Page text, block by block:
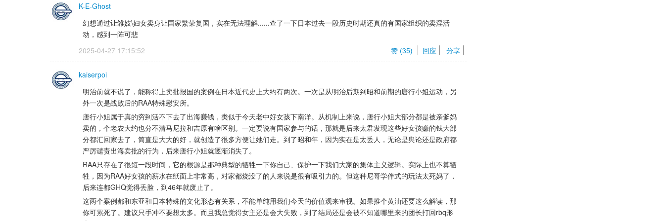
K-E-Ghost
幻想通过让雏妓\妇女卖身让国家繁荣复国，实在无法理解......查了一下日本过去一段历史时期还真的有国家组织的卖淫活
动，感到一阵可悲
2025-04-27 17:15:52
赞 (35) 回应 分享
kaiserpoi
明治前就不说了，能称得上卖批报国的案例在日本近代史上大约有两次。一次是从明治后期到昭和前期的唐行小姐运动，另
外一次是战败后的RAA特殊慰安所。
唐行小姐属于真的穷到活不下去了出海赚钱，类似于今天老中好女孩下南洋。从机制上来说，唐行小姐大部分都是被亲爹妈
卖的，个老农大约也分不清马尼拉和吉原有啥区别。一定要说有国家参与的话，那就是后来太君发现这些好女孩赚的钱大部
分都汇回家去了，简直是大大的好，就创造了很多方便让她们走。到了昭和年，因为实在是太丢人，无论是舆论还是政府都
严厉谴责出海卖批的行为，后来唐行小姐就逐渐消失了。
RAA只存在了很短一段时间，它的根源是那种典型的牺牲一下你自己、保护一下我们大家的集体主义逻辑。实际上也不算牺
牲，因为RAA好女孩的薪水在纸面上非常高，对家都烧没了的人来说是很有吸引力的。但这种尼哥学伴式的玩法太死妈了，
后来连都GHQ觉得丢脸，到46年就废止了。
这两个案例都和东亚和日本特殊的文化形态有关系，不能单纯用我们今天的价值观来审视。如果推个黄油还要这么解读，那
你可累死了。建议只手冲不要想太多。而且我总觉得女主还是会大失败，到了结局还是会被不知道哪里来的团长打回rbq形